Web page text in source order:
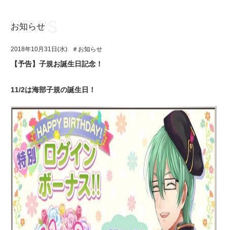
イベント・キャンペーン
ミュージック
グッズ・本
ギャラリー
アプリゲーム
イベント・キャンペーン
ミュージック
グッズ・本
ギャラリー
お知らせ
2018年10月31日(水) ＃お知らせ
【予告】子規お誕生日記念！
11/2は海部子規の誕生日！